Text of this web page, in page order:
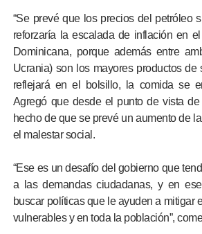
“Se prevé que los precios del petróleo
reforzaría la escalada de inflación en
Dominicana, porque además entre
Ucrania) son los mayores productos
reflejará en el bolsillo, la comida se
Agregó que desde el punto de vista
hecho de que se prevé un aumento de
el malestar social.
“Ese es un desafío del gobierno que
a las demandas ciudadanas, y en
buscar políticas que le ayuden a mitigar
vulnerables y en toda la población”,